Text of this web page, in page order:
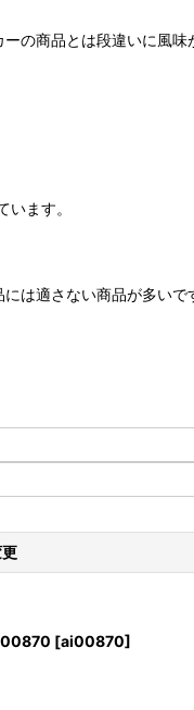
の商品とは段違いに風味
ます。
は適さない商品が多いで
[ai00870]